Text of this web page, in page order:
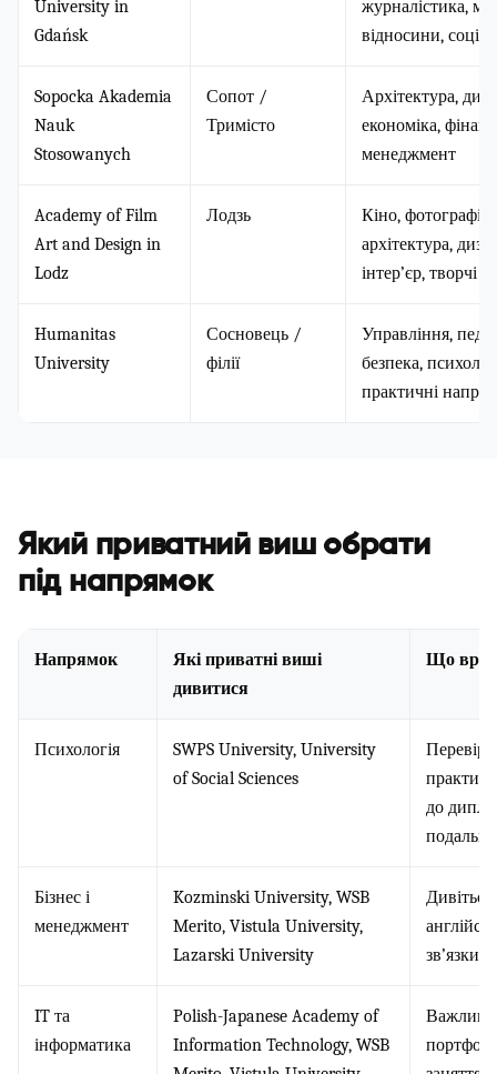
University in
Gdańsk
журналістика,
відносини,
Sopocka Akademia
Nauk
Stosowanych
Сопот /
Тримісто
Архітектура,
економіка,
менеджмент
Academy of Film
Art and Design in
Lodz
Лодзь
Кіно, фотографія,
архітектура,
інтер’єр, творчі
Humanitas
University
Сосновець /
філії
Управління,
безпека,
практичні
Який приватний виш обрати
під напрямок
Напрямок
Які приватні виші
дивитися
Що
Психологія
SWPS University, University
of Social Sciences
до
Бізнес і
менеджмент
Kozminski University, WSB
Merito, Vistula University,
Lazarski University
Дивіться
зв’язки
IT та
інформатика
Polish-Japanese Academy of
Information Technology, WSB
Важливо